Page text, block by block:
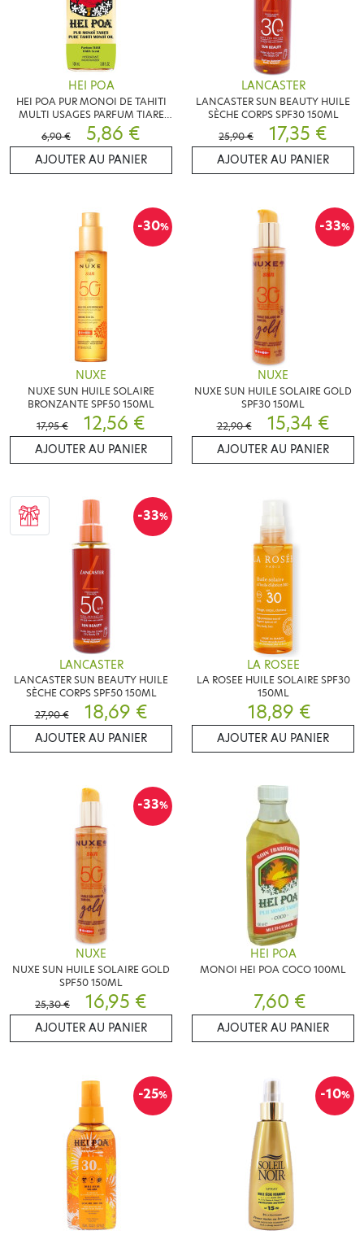
HEI POA
HEI POA PUR MONOI DE TAHITI
MULTI USAGES PARFUM TIARE
100ML
6,90 € 5,86 €
AJOUTER AU PANIER
LANCASTER
LANCASTER SUN BEAUTY HUILE
SÈCHE CORPS SPF30 150ML
25,90 €
17,35 €
AJOUTER AU PANIER
-30%
NUXE
NUXE SUN HUILE SOLAIRE
BRONZANTE SPF50 150ML
17,95 €
12,56 €
AJOUTER AU PANIER
-33%
NUXE
NUXE SUN HUILE SOLAIRE GOLD
SPF30 150ML
22,90 €
15,34 €
AJOUTER AU PANIER
-33%
LANCASTER
LANCASTER SUN BEAUTY HUILE
SÈCHE CORPS SPF50 150ML
27,90 €
18,69 €
AJOUTER AU PANIER
LA ROSEE
LA ROSEE HUILE SOLAIRE SPF30
150ML
18,89 €
AJOUTER AU PANIER
-33%
NUXE
NUXE SUN HUILE SOLAIRE GOLD
SPF50 150ML
25,30 €
16,95 €
AJOUTER AU PANIER
HEI POA
MONOI HEI POA COCO 100ML
7,60 €
AJOUTER AU PANIER
-25% -10%